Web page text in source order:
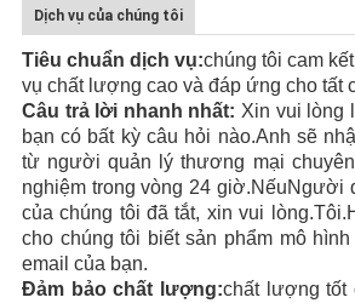
Dịch vụ của chúng tôi
Tiêu chuẩn dịch vụ:chúng tôi cam
vụ chất lượng cao và đáp ứng cho tất
Câu trả lời nhanh nhất: Xin vui lòng
bạn có bất kỳ câu hỏi nào.Anh sẽ
từ người quản lý thương mại
nghiệm trong vòng 24 giờ.NếuNgười
của chúng tôi đã tắt, xin vui lòng.Tôi.
cho chúng tôi biết sản phẩm mô
email của bạn.
Đảm bảo chất lượng:chất lượng tốt